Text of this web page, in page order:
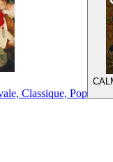
Classique, Pop